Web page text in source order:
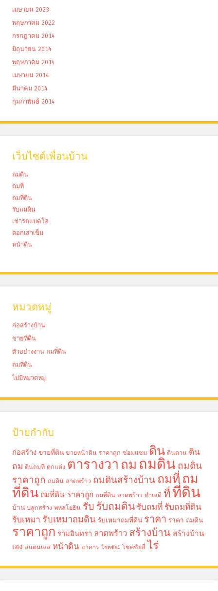
เมษายน 2023
พฤษภาคม 2022
กรกฎาคม 2014
มิถุนายน 2014
พฤษภาคม 2014
เมษายน 2014
มีนาคม 2014
กุมภาพันธ์ 2014
เว็บไซด์เพื่อนบ้าน
ถมดิน
ถมที่
ถมที่ดิน
รับถมดิน
เช่ารถแบคโฮ
ตอกเสาเข็ม
หน้าดิน
หมวดหมู่
ก่อสร้างบ้าน
ขายที่ดิน
ตัวอย่างงาน ถมที่ดิน
ถมที่ดิน
ไม่มีหมวดหมู่
ป้ายกำกับ
ก่อสร้าง ขายที่ดิน ขายหน้าดิน ราคาถูก ซ่อมแซม ดิน ดินดาน ดิน
ถม ดินถมที่ ตกแต่ง ตารางวา ถม ถมดิน ถมดิน
ราคาถูก ถมดิน ลาดพร้าว ถมดินสร้างบ้าน ถมที่ถม
ที่ดิน ถมที่ดิน ราคาถูก ถมที่ดิน ลาดพร้าว ทำเลดี ที่ ที่ดิน
บ้าน ปลูกสร้าง พหลโยธิน รับ รับถมดิน รับถมที่ รับถมที่ดิน
รับเหมา รับเหมาถมดิน รับเหมาถมที่ดิน ราคา ราคา ถมดิน
ราคาถูก รามอินทรา ลาดพร้าว สร้างบ้าน สร้างบ้าน
เอง สแตนเลส หน้าดิน อาคาร โชคชัย4 โชคชัยสี่ ไร่